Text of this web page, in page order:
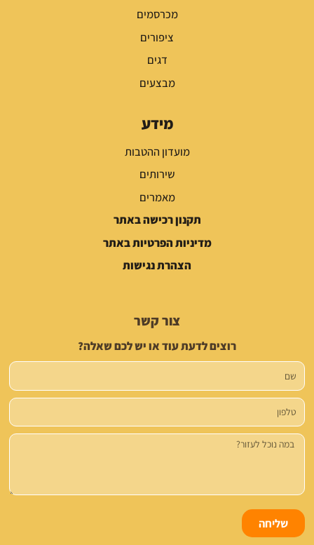
מכרסמים
ציפורים
דגים
מבצעים
מידע
מועדון ההטבות
שירותים
מאמרים
תקנון רכישה באתר
מדיניות הפרטיות באתר
הצהרת נגישות
צור קשר
רוצים לדעת עוד או יש לכם שאלה?
שם
טלפון
הודעה
שליחה